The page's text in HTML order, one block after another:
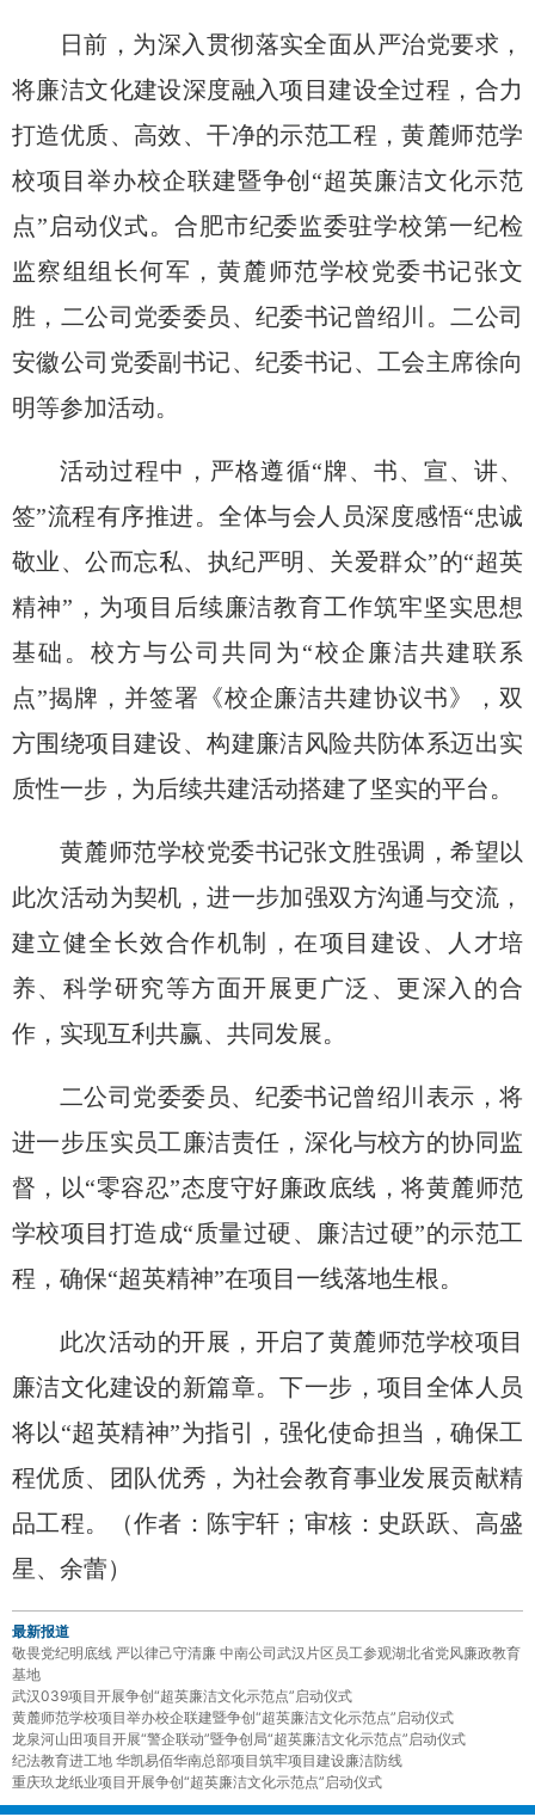
日前 ，为深入贯彻落实全面从严治党要求，
将廉洁文化建设深度融入项目建设全过程，合力
打造优质、高效、干净的示范工程，黄麓师范学
校项目举办校企联建暨争创 “超英廉洁文化示范
点”启动仪式。 合肥市纪委监委驻学校第一纪检
监察组组长何军 ， 黄麓师范学校党委书记张文
胜 ， 二公司党委委员、纪委书记曾绍川 。二公司
安徽公司党委副书记、纪委书记、工会主席徐向
明等参加活动。
活动过程中，严格遵循“牌、书、宣、讲、
签”流程有序推进。全体与会人员深度感悟“忠诚
敬业、公而忘私、执纪严明、关爱群众”的“超英
精神”，为项目后续廉洁教育工作筑牢坚实思想
基础 。校方与公司共同为“校企廉洁共建联系
点”揭牌 ， 并签署 《校企廉洁共建协议书》 ， 双
方围绕项目建设、构建廉洁风险共防体系迈出实
质性一步，为后续共建活动搭建了坚实的平台。
黄麓师范学校党委书记张文胜强调，希望以
此次活动为契机，进一步加强双方沟通与交流，
建立健全长效合作机制，在项目建设、人才培
养、科学研究等方面开展更广泛、更深入的合
作，实现互利共赢、共同发展。
二公司党委委员、纪委书记曾绍川表示， 将
进一步压实 员工廉洁责任，深化与校方的协同监
督，以“零容忍”态度守好廉政底线，将黄麓师范
学校项目打造成“质量过硬、廉洁过硬”的示范工
程，确保“超英精神”在项目一线落地生根。
此次活动的开展，开启了黄麓师范学校项目
廉洁文化建设的新篇章。下一步，项目全体人员
将以“超英精神”为指引，强化使命担当，确保工
程优质、团队优秀，为社会教育事业发展贡献精
品工程。
（作者：陈宇轩；审核：史跃跃、高盛
星、余蕾）
最新报道
敬畏党纪明底线 严以律己守清廉 中南公司武汉片区员工参观湖北省党风廉政教育
基地
武汉039项目开展争创“超英廉洁文化示范点”启动仪式
黄麓师范学校项目举办校企联建暨争创“超英廉洁文化示范点”启动仪式
龙泉河山田项目开展“警企联动”暨争创局“超英廉洁文化示范点”启动仪式
纪法教育进工地 华凯易佰华南总部项目筑牢项目建设廉洁防线
重庆玖龙纸业项目开展争创“超英廉洁文化示范点”启动仪式